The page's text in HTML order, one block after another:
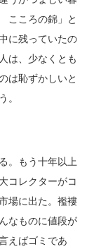
こころの錦」と
に残っていたの
は、少なくとも
は恥ずかしいと
。
。もう十年以上
コレクターがコ
場に出た。襤褸
なものに値段が
えばゴミであ